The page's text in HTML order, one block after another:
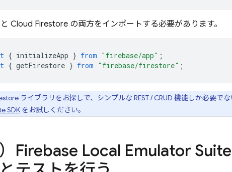
Cloud Firestore の両方をインポートする必要があります。
{ initializeApp } from "firebase/app" ;
{ getFirestore } from "firebase/firestore" ;
ライブラリをお探しで、シンプルな REST / CRUD 機能しか必要で
SDK をお試しください。
Firebase Local Emulator Suite